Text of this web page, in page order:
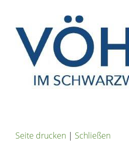
Seite drucken | Schließen